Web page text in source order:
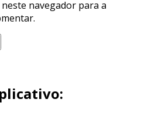
navegador para a